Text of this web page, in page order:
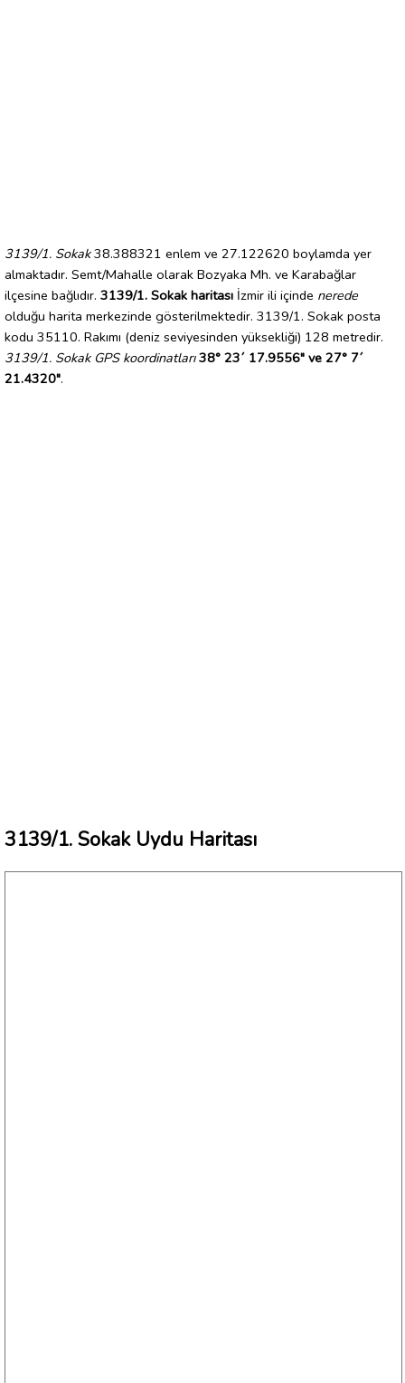
3139/1. Sokak38.388321 enlem ve 27.122620 boylamda yer
almaktadır. Semt/Mahalle olarak Bozyaka Mh. ve Karabağlar
ilçesine bağlıdır. 3139/1. Sokak haritası İzmir ili içinde nerede
olduğu harita merkezinde gösterilmektedir. 3139/1. Sokak posta
kodu 35110. Rakımı (deniz seviyesinden yüksekliği) 128 metredir.
3139/1. Sokak GPS koordinatları 38° 23´ 17.9556" ve 27° 7´
21.4320".
3139/1. Sokak Uydu Haritası